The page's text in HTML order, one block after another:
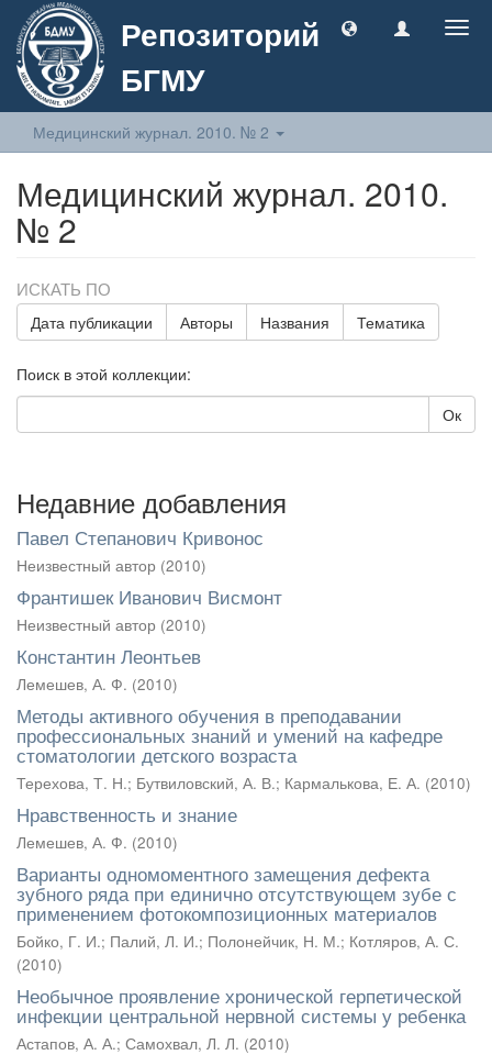
Репозиторий
БГМУ
Медицинский журнал. 2010. № 2
Медицинский журнал. 2010.
№ 2
ИСКАТЬ ПО
Дата публикации Авторы Названия Тематика
Поиск в этой коллекции:
Ок
Недавние добавления
Павел Степанович Кривонос
Неизвестный автор (2010)
Франтишек Иванович Висмонт
Неизвестный автор (2010)
Константин Леонтьев
Лемешев, А. Ф. (2010)
Методы активного обучения в преподавании
профессиональных знаний и умений на кафедре
стоматологии детского возраста
Терехова, Т. Н.; Бутвиловский, А. В.; Кармалькова, Е. А. (2010)
Нравственность и знание
Лемешев, А. Ф. (2010)
Варианты одномоментного замещения дефекта
зубного ряда при единично отсутствующем зубе с
применением фотокомпозиционных материалов
Бойко, Г. И.; Палий, Л. И.; Полонейчик, Н. М.; Котляров, А. С.
(2010)
Необычное проявление хронической герпетической
инфекции центральной нервной системы у ребенка
Астапов, А. А.; Самохвал, Л. Л. (2010)